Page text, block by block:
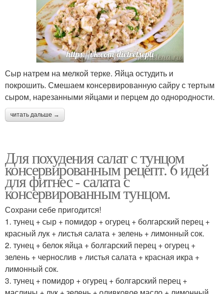
Сыр натрем на мелкой терке. Яйца остудить и
покрошить. Смешаем консервированную сайру с тертым
сыром, нарезанными яйцами и перцем до однородности.
читать дальше →
Для похудения салат с тунцом
консервированным рецепт. 6 идей
для фитнес - салата с
консервированным тунцом.
Сохрани себе пригодится!
1. тунец + сыр + помидор + огурец + болгарский перец +
красный лук + листья салата + зелень + лимонный сок.
2. тунец + белок яйца + болгарский перец + огурец +
зелень + чернослив + листья салата + красная икра +
лимонный сок.
3. тунец + помидор + огурец + болгарский перец +